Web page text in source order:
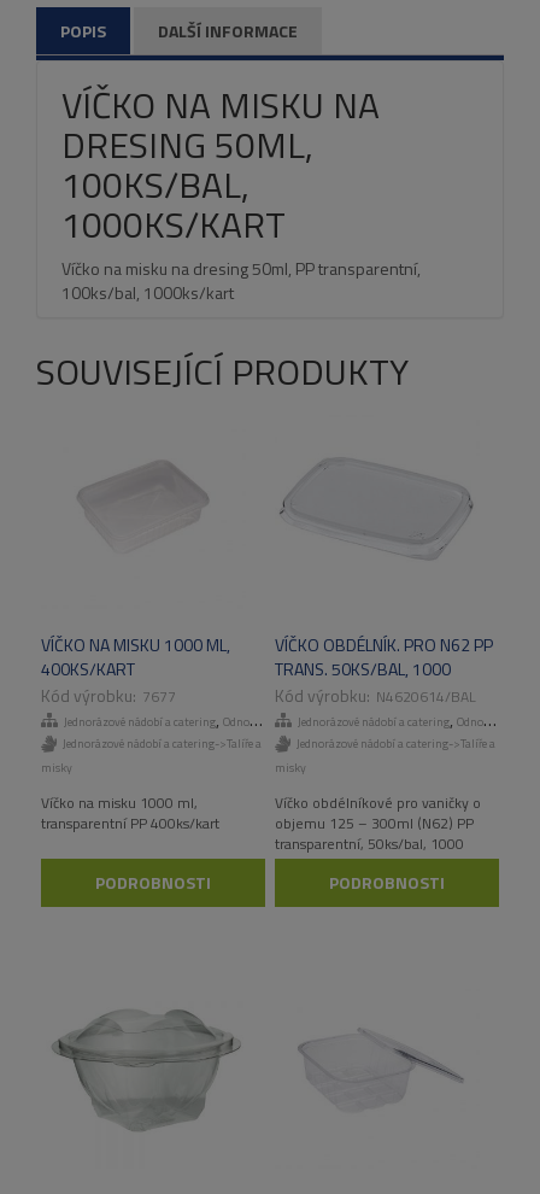
POPIS DALŠÍ INFORMACE
VÍČKO NA MISKU NA
DRESING 50ML,
100KS/BAL,
1000KS/KART
Víčko na misku na dresing 50ml, PP transparentní,
100ks/bal, 1000ks/kart
SOUVISEJÍCÍ PRODUKTY
VÍČKO NA MISKU 1000 ML,
400KS/KART
7677
Jednorázové nádobí a catering, Odnosné obaly a menuboxy
Jednorázové nádobí a catering->Talíře a
misky
Víčko na misku 1000 ml,
transparentní PP 400ks/kart
PODROBNOSTI
VÍČKO OBDÉLNÍK. PRO N62 PP
TRANS. 50KS/BAL, 1000
KS/KART
N4620614/BAL
Jednorázové nádobí a catering, Odnosné obaly a menuboxy
Jednorázové nádobí a catering->Talíře a
misky
Víčko obdélníkové pro vaničky o
objemu 125 – 300ml (N62) PP
transparentní, 50ks/bal, 1000
ks/kart
PODROBNOSTI